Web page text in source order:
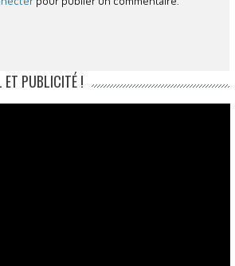
ET PUBLICITÉ !